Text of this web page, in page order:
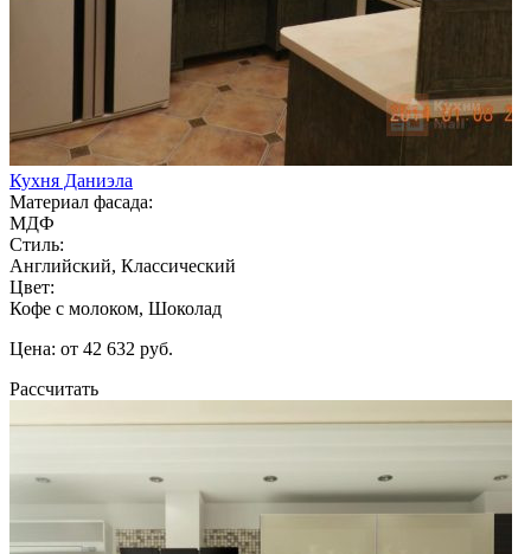
Кухня Даниэла
Материал фасада:
МДФ
Стиль:
Английский, Классический
Цвет:
Кофе с молоком, Шоколад
Цена: от 42 632 руб.
Рассчитать